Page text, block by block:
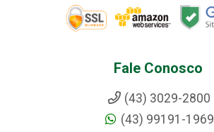
Fale Conosco
(43) 3029-2800
(43) 99191-1969